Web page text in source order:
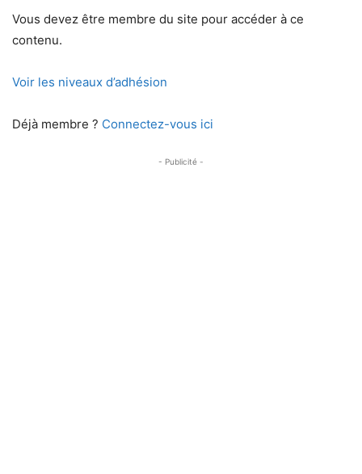
Vous devez être membre du site pour accéder à ce
contenu.
Voir les niveaux d’adhésion
Déjà membre ? Connectez-vous ici
- Publicité -